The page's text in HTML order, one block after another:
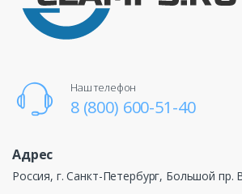
Наш телефон
8 (800) 600-51-40
Адрес
Россия, г. Санкт-Петербург, Большой пр.